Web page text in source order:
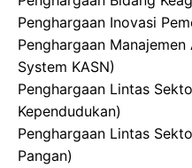
​Penghargaan Inovasi
​Penghargaan
System KASN)
​Penghargaan Lintas
Kependudukan)
​Penghargaan Lintas
Pangan)